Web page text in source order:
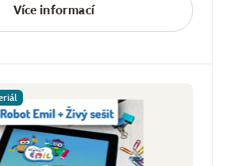
Více informací